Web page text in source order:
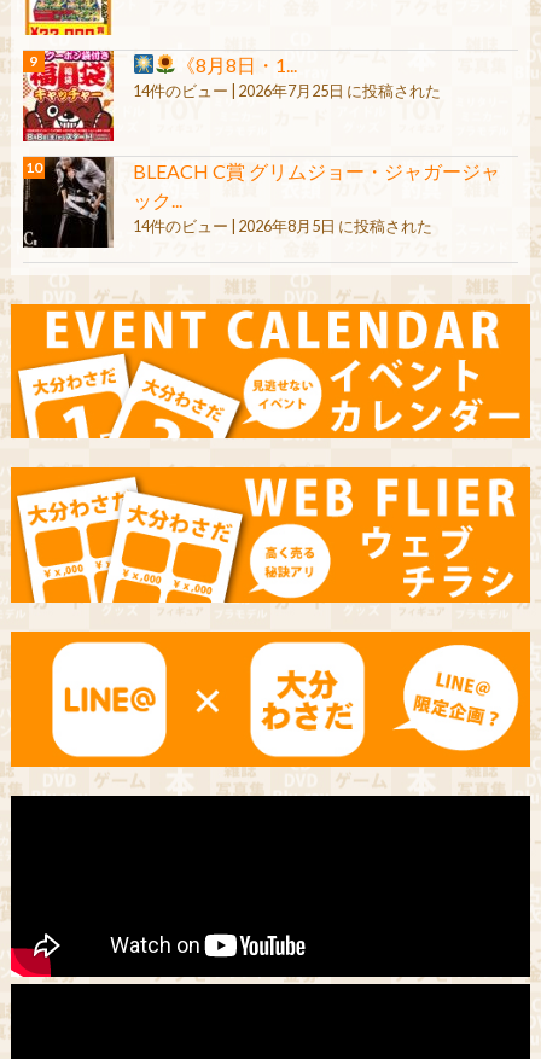
《8月8日・1...
14件のビュー | 2026年7月25日 に投稿された
BLEACH C賞 グリムジョー・ジャガージャ
ック...
14件のビュー | 2026年8月5日 に投稿された